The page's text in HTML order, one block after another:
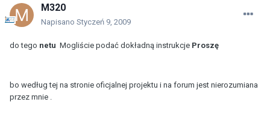
M320
Napisano Styczeń 9, 2009
do tego netu Mogliście podać dokładną instrukcje Proszę
bo według tej na stronie oficjalnej projektu i na forum jest nierozumiana
przez mnie .